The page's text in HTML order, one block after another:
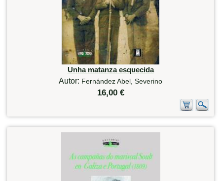
Unha matanza esquecida
Autor: Fernández Abel, Severino
16,00 €